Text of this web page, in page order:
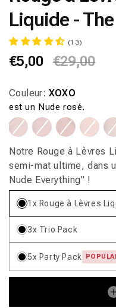
modale
Liquide -
(13)
Prix
€5,00 Prix
€29,00
Couleur: XOXO
est un Nude rosé.
Variante
épuisée
ou
indisponible
Variante
épuisée
ou
indisponible
Variante
épuisée
ou
indisponible
Variante
épuisée
ou
indisponible
Variante
épuisée
ou
indisponible
Variante
épuisée
ou
indisponible
ou
ou
Notre Rouge à Lèvres
semi-mat ultime, dans
Nude Everything" !
1x Rouge à Lèvres
3x Trio Pack
5x Party Pack